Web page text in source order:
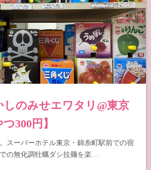
しのみせエワタリ@東京
300円】
スーパーホテル東京・錦糸町駅前での宿
の無化調牡蠣ダシ拉麺を楽…